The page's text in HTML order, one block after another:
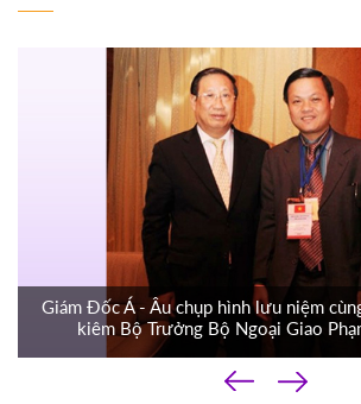
Giám Đốc Á - Âu chụp hình lưu niệm
kiêm Bộ Trưởng Bộ Ngoại Giao
‹
›